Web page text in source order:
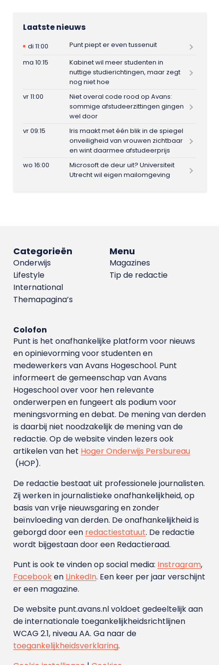
Laatste nieuws
di 11:00
Punt piept er even tussenuit
ma 10:15
Kabinet wil meer studenten in
nuttige studierichtingen, maar zegt
nog niet hoe
vr 11:00
Niet overal code rood op Avans:
sommige afstudeerzittingen gingen
wel door
vr 09:15
Iris maakt met één blik in de spiegel
onveiligheid van vrouwen zichtbaar
en wint daarmee afstudeerprijs
wo 16:00
Microsoft de deur uit? Universiteit
Utrecht wil eigen mailomgeving
Menu
Magazines
Tip de redactie
Categorieën
Onderwijs
Lifestyle
International
Themapagina’s
Colofon
Punt is het onafhankelijke platform voor nieuws
en opinievorming voor studenten en
medewerkers van Avans Hoge­school. Punt
informeert de gemeenschap van Avans
Hogeschool over voor hen relevante
onderwerpen en fungeert als podium voor
meningsvorming en debat. De mening van derden
is daarbij niet noodzakelijk de mening van de
redactie. Op de website vinden lezers ook
artikelen van het Hoger Onderwijs Persbureau
(HOP).
De redactie bestaat uit professionele journalisten.
Zij werken in journalistieke onafhankelijkheid, op
basis van vrije nieuwsgaring en zonder
beïnvloeding van derden. De onafhankelijkheid is
geborgd door een redactiestatuut. De redactie
wordt bijgestaan door een Redactieraad.
Punt is ook te vinden op social media: Instragram,
Facebooken LinkedIn. Een keer per jaar verschijnt
er een magazine.
De website punt.avans.nl voldoet gedeeltelijk aan
de internationale toegankelijkheidsrichtlijnen
WCAG 2.1, niveau AA. Ga naar de
toegankelijkheidsverklaring.